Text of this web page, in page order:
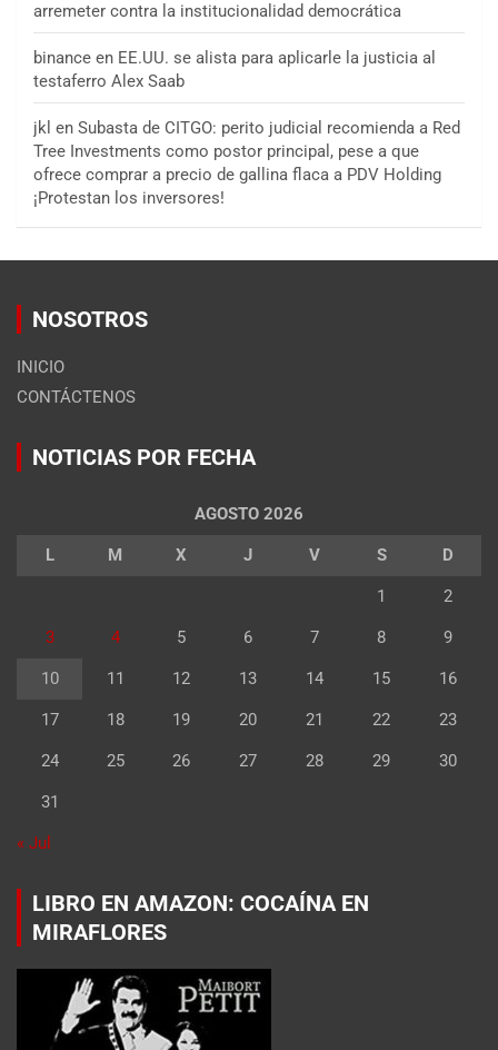
arremeter contra la institucionalidad democrática
binance en EE.UU. se alista para aplicarle la justicia al
testaferro Alex Saab
jkl en Subasta de CITGO: perito judicial recomienda a Red
Tree Investments como postor principal, pese a que
ofrece comprar a precio de gallina flaca a PDV Holding
¡Protestan los inversores!
NOSOTROS
INICIO
CONTÁCTENOS
NOTICIAS POR FECHA
AGOSTO 2026
L M X J V S D
1 2
3 4 5 6 7 8 9
10 11 12 13 14 15 16
17 18 19 20 21 22 23
24 25 26 27 28 29 30
31
« Jul
LIBRO EN AMAZON: COCAÍNA EN
MIRAFLORES